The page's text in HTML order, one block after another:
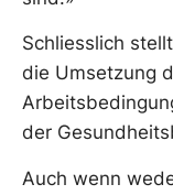
Schliesslich
die Umsetzung
der
Auch wenn